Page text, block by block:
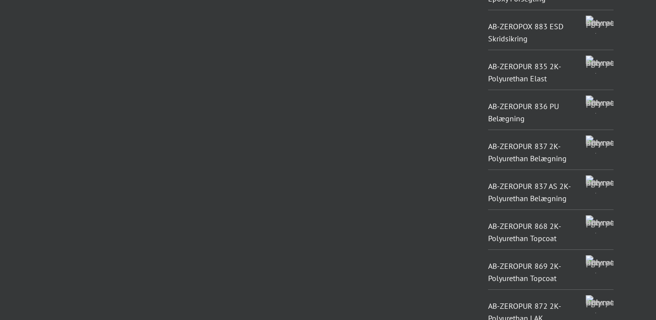
AB-ZEROPOX 883 ESD
Skridsikring
AB-ZEROPUR 835 2K-
Polyurethan Elast
AB-ZEROPUR 836 PU
Belægning
AB-ZEROPUR 837 2K-
Polyurethan Belægning
AB-ZEROPUR 837 AS 2K-
Polyurethan Belægning
AB-ZEROPUR 868 2K-
Polyurethan Topcoat
AB-ZEROPUR 869 2K-
Polyurethan Topcoat
AB-ZEROPUR 872 2K-
Polyurethan LAK